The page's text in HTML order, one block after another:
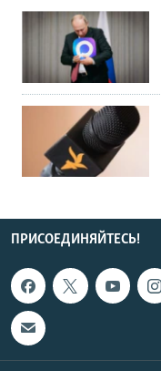
ПРИСОЕДИНЯЙТЕСЬ!